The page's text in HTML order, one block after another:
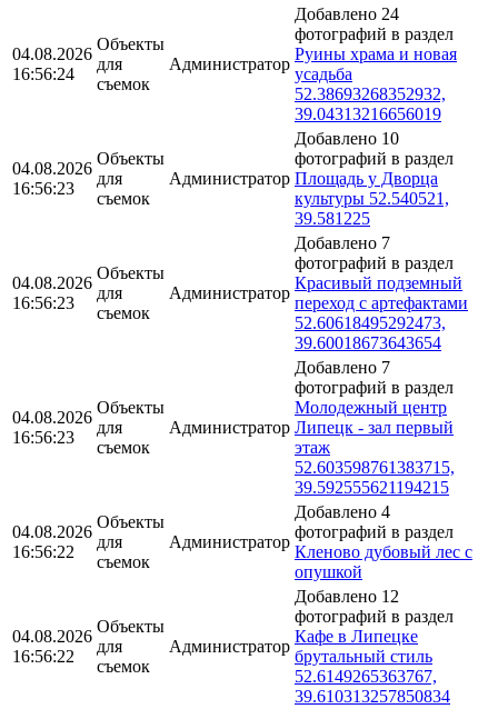
04.08.2026
16:56:24
Объекты
для
съемок
Администратор
Добавлено 24
фотографий в раздел
Руины храма и новая
усадьба
52.38693268352932,
39.04313216656019
04.08.2026
16:56:23
Объекты
для
съемок
Администратор
Добавлено 10
фотографий в раздел
Площадь у Дворца
культуры 52.540521,
39.581225
04.08.2026
16:56:23
Объекты
для
съемок
Администратор
Добавлено 7
фотографий в раздел
Красивый подземный
переход с артефактами
52.60618495292473,
39.60018673643654
04.08.2026
16:56:23
Объекты
для
съемок
Администратор
Добавлено 7
фотографий в раздел
Молодежный центр
Липецк - зал первый
этаж
52.603598761383715,
39.592555621194215
04.08.2026
16:56:22
Объекты
для
съемок
Администратор
Добавлено 4
фотографий в раздел
Кленово дубовый лес с
опушкой
04.08.2026
16:56:22
Объекты
для
съемок
Администратор
Добавлено 12
фотографий в раздел
Кафе в Липецке
брутальный стиль
52.6149265363767,
39.610313257850834